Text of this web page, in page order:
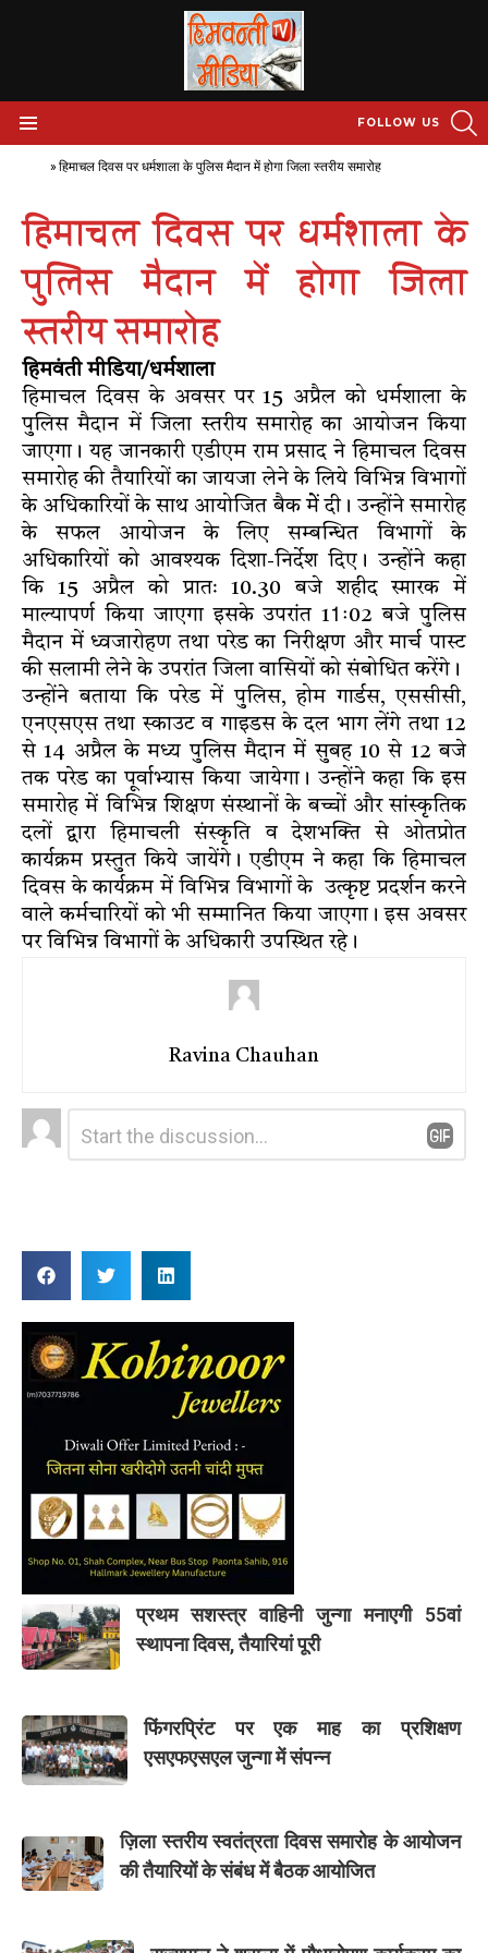
FOLLOW US
» हिमाचल दिवस पर धर्मशाला के पुलिस मैदान में होगा जिला स्तरीय समारोह
हिमाचल दिवस पर धर्मशाला के
पुलिस मैदान में होगा जिला
स्तरीय समारोह
हिमवंती मीडिया/धर्मशाला
हिमाचल दिवस के अवसर पर 15 अप्रैल को धर्मशाला के
पुलिस मैदान में जिला स्तरीय समारोह का आयोजन किया
जाएगा। यह जानकारी एडीएम राम प्रसाद ने हिमाचल दिवस
समारोह की तैयारियों का जायजा लेने के लिये विभिन्न विभागों
के अधिकारियों के साथ आयोजित बैक मेें दी। उन्होंने समारोह
के सफल आयोजन के लिए सम्बन्धित विभागों के
अधिकारियों को आवश्यक दिशा-निर्देश दिए। उन्होंने कहा
कि 15 अप्रैल को प्रातः 10.30 बजे शहीद स्मारक में
माल्यापर्ण किया जाएगा इसके उपरांत 11ः02 बजे पुलिस
मैदान में ध्वजारोहण तथा परेड का निरीक्षण और मार्च पास्ट
की सलामी लेने के उपरांत जिला वासियों को संबोधित करेंगे।
उन्होंने बताया कि परेड में पुलिस, होम गार्डस, एससीसी,
एनएसएस तथा स्काउट व गाइडस के दल भाग लेंगे तथा 12
से 14 अप्रैल के मध्य पुलिस मैदान में सुबह 10 से 12 बजे
तक परेड का पूर्वाभ्यास किया जायेगा। उन्होंने कहा कि इस
समारोह में विभिन्न शिक्षण संस्थानों के बच्चों और सांस्कृतिक
दलों द्वारा हिमाचली संस्कृति व देशभक्ति से ओतप्रोत
कार्यक्रम प्रस्तुत किये जायेंगे। एडीएम ने कहा कि हिमाचल
दिवस के कार्यक्रम में विभिन्न विभागों के उत्कृष्ट प्रदर्शन करने
वाले कर्मचारियों को भी सम्मानित किया जाएगा। इस अवसर
पर विभिन्न विभागों के अधिकारी उपस्थित रहे।
Ravina Chauhan
Leave
a
Comment
प्रथम सशस्त्र वाहिनी जुन्गा मनाएगी 55वां
स्थापना दिवस, तैयारियां पूरी
फिंगरप्रिंट पर एक माह का प्रशिक्षण
एसएफएसएल जुन्गा में संपन्न
ज़िला स्तरीय स्वतंत्रता दिवस समारोह के आयोजन
की तैयारियों के संबंध में बैठक आयोजित